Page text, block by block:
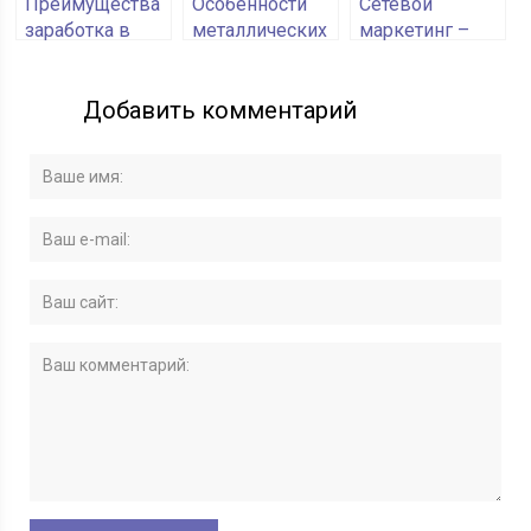
заработка в
металлических
маркетинг –
Добавить комментарий